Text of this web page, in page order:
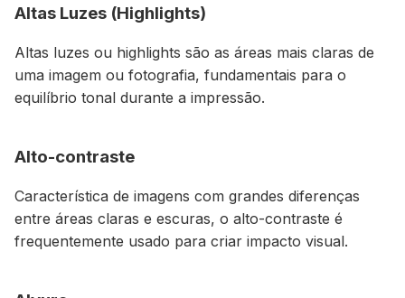
Altas Luzes (Highlights)
Altas luzes ou highlights são as áreas mais claras de
uma imagem ou fotografia, fundamentais para o
equilíbrio tonal durante a impressão.
Alto-contraste
Característica de imagens com grandes diferenças
entre áreas claras e escuras, o alto-contraste é
frequentemente usado para criar impacto visual.